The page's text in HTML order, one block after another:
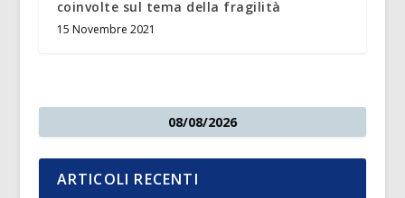
coinvolte sul tema della fragilità
15 Novembre 2021
08/08/2026
ARTICOLI RECENTI